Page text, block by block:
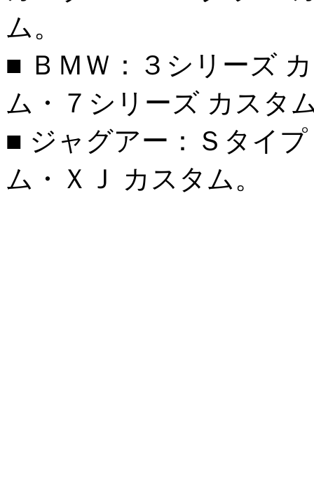
ム。
■ ＢＭＷ：３シリーズ
ム・７シリーズ カスタ
■ ジャグアー：Ｓタイ
ム・ＸＪ カスタム。